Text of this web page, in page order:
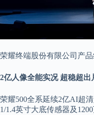
荣耀终端股份有限公司产
2亿人像全能实况 超稳超出
荣耀500全系延续2亿AI超
1/1.4英寸大底传感器及